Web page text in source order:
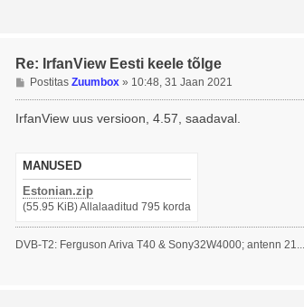
Re: IrfanView Eesti keele tõlge
P
o
s
t
u
s
Postitas Zuumbox» 10:48, 31 Jaan 2021
IrfanView uus versioon, 4.57, saadaval.
MANUSED
Estonian.zip
(55.95 KiB) Allalaaditud 795 korda
DVB-T2: Ferguson Ariva T40 & Sony32W4000; antenn